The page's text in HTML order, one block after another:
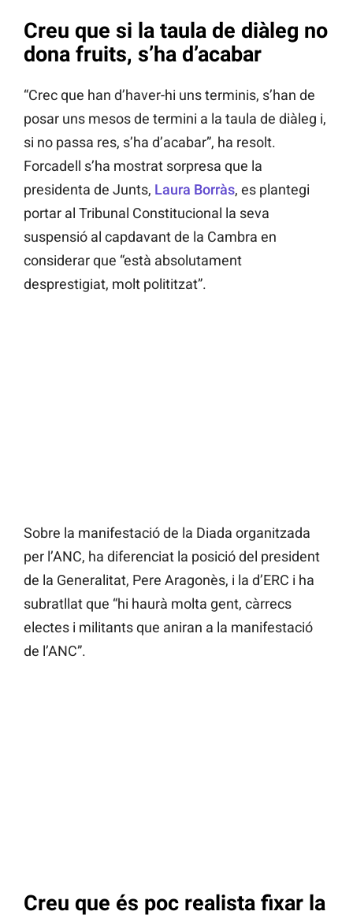
Creu que si la taula de diàleg no
dona fruits, s’ha d’acabar
“Crec que han d’haver-hi uns terminis, s’han de
posar uns mesos de termini a la taula de diàleg i,
si no passa res, s’ha d’acabar”, ha resolt.
Forcadell s’ha mostrat sorpresa que la
presidenta de Junts, Laura Borràs, es plantegi
portar al Tribunal Constitucional la seva
suspensió al capdavant de la Cambra en
considerar que “està absolutament
desprestigiat, molt polititzat”.
Sobre la manifestació de la Diada organitzada
per l’ANC, ha diferenciat la posició del president
de la Generalitat, Pere Aragonès, i la d’ERC i ha
subratllat que “hi haurà molta gent, càrrecs
electes i militants que aniran a la manifestació
de l’ANC”.
Creu que és poc realista fixar la